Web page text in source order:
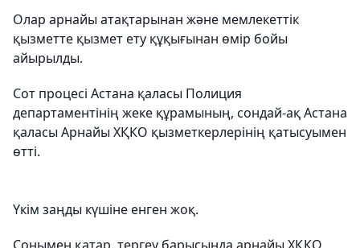
Олар арнайы атақтарынан және мемлекеттік
қызметте қызмет ету құқығынан өмір бойы
айырылды.
Сот процесі Астана қаласы Полиция
департаментінің жеке құрамының, сондай-ақ Астана
қаласы Арнайы ХҚКО қызметкерлерінің қатысуымен
өтті.
Үкім заңды күшіне енген жоқ.